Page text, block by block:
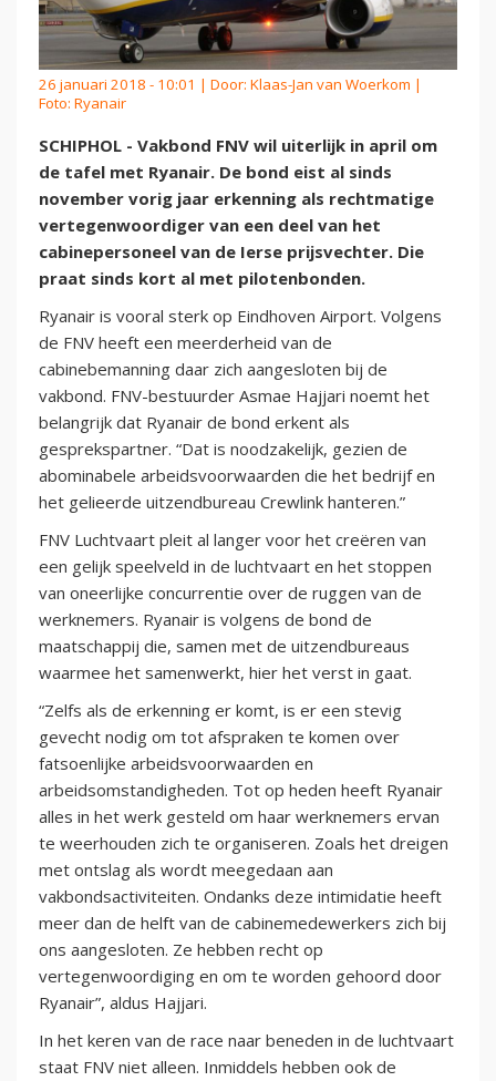
26 januari 2018 - 10:01 | Door: Klaas-Jan van Woerkom |
Foto: Ryanair
SCHIPHOL - Vakbond FNV wil uiterlijk in april om
de tafel met Ryanair. De bond eist al sinds
november vorig jaar erkenning als rechtmatige
vertegenwoordiger van een deel van het
cabinepersoneel van de Ierse prijsvechter. Die
praat sinds kort al met pilotenbonden.
Ryanair is vooral sterk op Eindhoven Airport. Volgens
de FNV heeft een meerderheid van de
cabinebemanning daar zich aangesloten bij de
vakbond. FNV-bestuurder Asmae Hajjari noemt het
belangrijk dat Ryanair de bond erkent als
gesprekspartner. “Dat is noodzakelijk, gezien de
abominabele arbeidsvoorwaarden die het bedrijf en
het gelieerde uitzendbureau Crewlink hanteren.”
FNV Luchtvaart pleit al langer voor het creëren van
een gelijk speelveld in de luchtvaart en het stoppen
van oneerlijke concurrentie over de ruggen van de
werknemers. Ryanair is volgens de bond de
maatschappij die, samen met de uitzendbureaus
waarmee het samenwerkt, hier het verst in gaat.
“Zelfs als de erkenning er komt, is er een stevig
gevecht nodig om tot afspraken te komen over
fatsoenlijke arbeidsvoorwaarden en
arbeidsomstandigheden. Tot op heden heeft Ryanair
alles in het werk gesteld om haar werknemers ervan
te weerhouden zich te organiseren. Zoals het dreigen
met ontslag als wordt meegedaan aan
vakbondsactiviteiten. Ondanks deze intimidatie heeft
meer dan de helft van de cabinemedewerkers zich bij
ons aangesloten. Ze hebben recht op
vertegenwoordiging en om te worden gehoord door
Ryanair”, aldus Hajjari.
In het keren van de race naar beneden in de luchtvaart
staat FNV niet alleen. Inmiddels hebben ook de